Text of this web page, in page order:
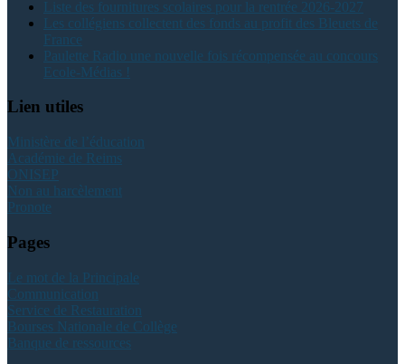
Liste des fournitures scolaires pour la rentrée 2026-2027
Les collégiens collectent des fonds au profit des Bleuets de
France
Paulette Radio une nouvelle fois récompensée au concours
Ecole-Médias !
Lien utiles
Ministère de l’éducation
Académie de Reims
ONISEP
Non au harcèlement
Pronote
Pages
Le mot de la Principale
Communication
Service de Restauration
Bourses Nationale de Collège
Banque de ressources